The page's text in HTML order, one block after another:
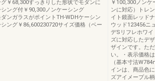
￥68,300すっきりした形状でモダンに
ング付￥90,300ノンケーシング
ンガラスがポイントTH-WDHケーシン
ング￥86,600230720サイズ価格（ベー
￥100,300ノン
ンに対応）トレ
イト鏡面レッド
ウッド123456ニ
デSリフレホワイ
ズに対応したデ
ザインです。た
い。・表示価格
（基本寸法
インは、商品色
ズアイメープル